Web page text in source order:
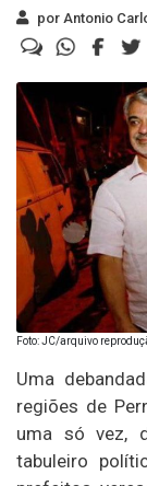
por Antonio
Foto: JC/arquivo
Uma
regiões de
uma só vez,
tabuleiro